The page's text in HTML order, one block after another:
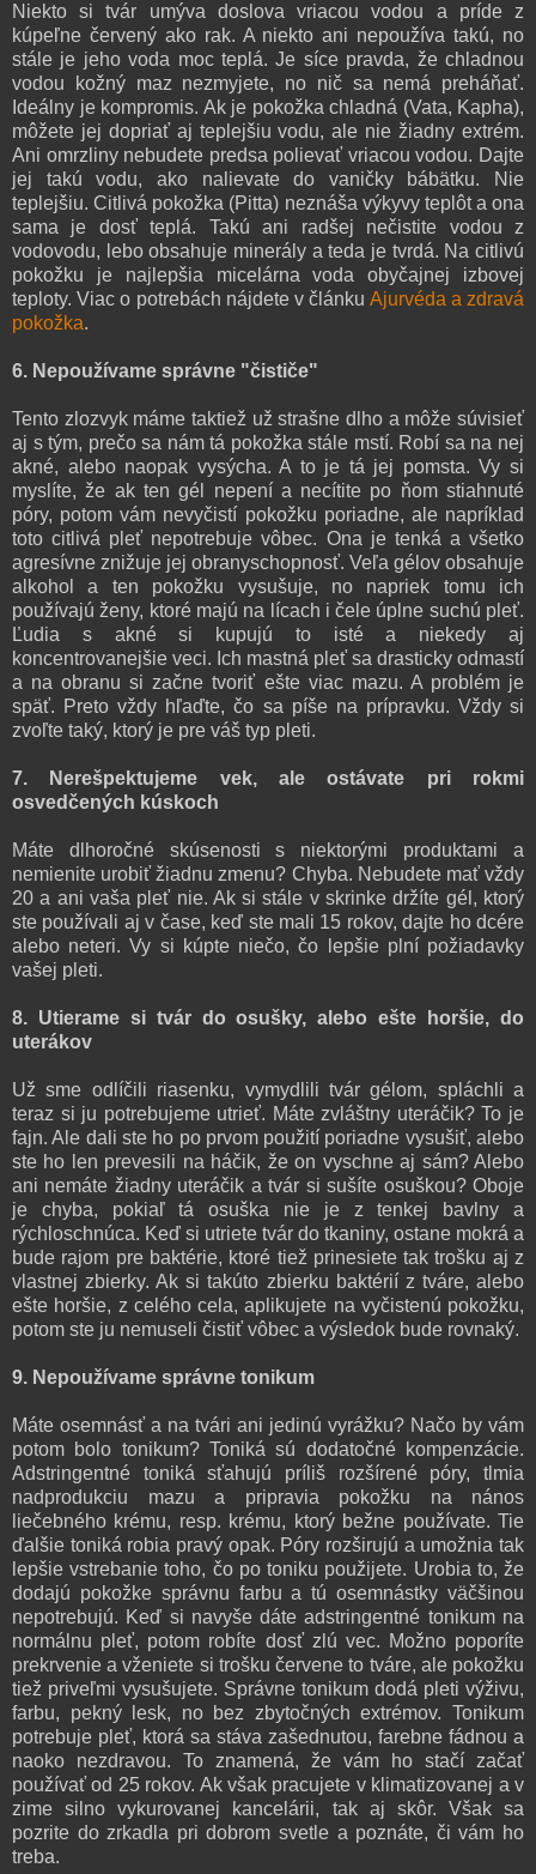
Niekto si tvár umýva doslova vriacou vodou a príde z
kúpeľne červený ako rak. A niekto ani nepoužíva takú, no
stále je jeho voda moc teplá. Je síce pravda, že chladnou
vodou kožný maz nezmyjete, no nič sa nemá preháňať.
Ideálny je kompromis. Ak je pokožka chladná (Vata, Kapha),
môžete jej dopriať aj teplejšiu vodu, ale nie žiadny extrém.
Ani omrzliny nebudete predsa polievať vriacou vodou. Dajte
jej takú vodu, ako nalievate do vaničky bábätku. Nie
teplejšiu. Citlivá pokožka (Pitta) neznáša výkyvy teplôt a ona
sama je dosť teplá. Takú ani radšej nečistite vodou z
vodovodu, lebo obsahuje minerály a teda je tvrdá. Na citlivú
pokožku je najlepšia micelárna voda obyčajnej izbovej
teploty. Viac o potrebách nájdete v článku Ajurvéda a zdravá
pokožka.
6. Nepoužívame správne "čističe"
Tento zlozvyk máme taktiež už strašne dlho a môže súvisieť
aj s tým, prečo sa nám tá pokožka stále mstí. Robí sa na nej
akné, alebo naopak vysýcha. A to je tá jej pomsta. Vy si
myslíte, že ak ten gél nepení a necítite po ňom stiahnuté
póry, potom vám nevyčistí pokožku poriadne, ale napríklad
toto citlivá pleť nepotrebuje vôbec. Ona je tenká a všetko
agresívne znižuje jej obranyschopnosť. Veľa gélov obsahuje
alkohol a ten pokožku vysušuje, no napriek tomu ich
používajú ženy, ktoré majú na lícach i čele úplne suchú pleť.
Ľudia s akné si kupujú to isté a niekedy aj
koncentrovanejšie veci. Ich mastná pleť sa drasticky odmastí
a na obranu si začne tvoriť ešte viac mazu. A problém je
späť. Preto vždy hľaďte, čo sa píše na prípravku. Vždy si
zvoľte taký, ktorý je pre váš typ pleti.
7. Nerešpektujeme vek, ale ostávate pri rokmi
osvedčených kúskoch
Máte dlhoročné skúsenosti s niektorými produktami a
nemienite urobiť žiadnu zmenu? Chyba. Nebudete mať vždy
20 a ani vaša pleť nie. Ak si stále v skrinke držíte gél, ktorý
ste používali aj v čase, keď ste mali 15 rokov, dajte ho dcére
alebo neteri. Vy si kúpte niečo, čo lepšie plní požiadavky
vašej pleti.
8. Utierame si tvár do osušky, alebo ešte horšie, do
uterákov
Už sme odlíčili riasenku, vymydlili tvár gélom, spláchli a
teraz si ju potrebujeme utrieť. Máte zvláštny uteráčik? To je
fajn. Ale dali ste ho po prvom použití poriadne vysušiť, alebo
ste ho len prevesili na háčik, že on vyschne aj sám? Alebo
ani nemáte žiadny uteráčik a tvár si sušíte osuškou? Oboje
je chyba, pokiaľ tá osuška nie je z tenkej bavlny a
rýchloschnúca. Keď si utriete tvár do tkaniny, ostane mokrá a
bude rajom pre baktérie, ktoré tiež prinesiete tak trošku aj z
vlastnej zbierky. Ak si takúto zbierku baktérií z tváre, alebo
ešte horšie, z celého cela, aplikujete na vyčistenú pokožku,
potom ste ju nemuseli čistiť vôbec a výsledok bude rovnaký.
9. Nepoužívame správne tonikum
Máte osemnásť a na tvári ani jedinú vyrážku? Načo by vám
potom bolo tonikum? Toniká sú dodatočné kompenzácie.
Adstringentné toniká sťahujú príliš rozšírené póry, tlmia
nadprodukciu mazu a pripravia pokožku na nános
liečebného krému, resp. krému, ktorý bežne používate. Tie
ďalšie toniká robia pravý opak. Póry rozširujú a umožnia tak
lepšie vstrebanie toho, čo po toniku použijete. Urobia to, že
dodajú pokožke správnu farbu a tú osemnástky väčšinou
nepotrebujú. Keď si navyše dáte adstringentné tonikum na
normálnu pleť, potom robíte dosť zlú vec. Možno poporíte
prekrvenie a vženiete si trošku červene to tváre, ale pokožku
tiež priveľmi vysušujete. Správne tonikum dodá pleti výživu,
farbu, pekný lesk, no bez zbytočných extrémov. Tonikum
potrebuje pleť, ktorá sa stáva zašednutou, farebne fádnou a
naoko nezdravou. To znamená, že vám ho stačí začať
používať od 25 rokov. Ak však pracujete v klimatizovanej a v
zime silno vykurovanej kancelárii, tak aj skôr. Však sa
pozrite do zrkadla pri dobrom svetle a poznáte, či vám ho
treba.